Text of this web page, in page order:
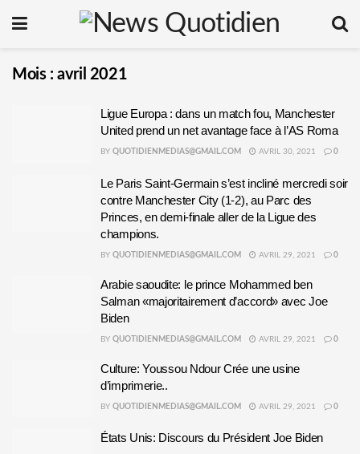
Mois :avril 2021
Ligue Europa : dans un match fou, Manchester
United prend un net avantage face à l’AS Roma
BY QUOTIDIENMEDIAS@GMAIL.COM AVRIL 30, 2021 0
Le Paris Saint-Germain s’est incliné mercredi soir
contre Manchester City (1-2), au Parc des
Princes, en demi-finale aller de la Ligue des
champions.
BY QUOTIDIENMEDIAS@GMAIL.COM AVRIL 29, 2021 0
Arabie saoudite: le prince Mohammed ben
Salman «majoritairement d’accord» avec Joe
Biden
BY QUOTIDIENMEDIAS@GMAIL.COM AVRIL 29, 2021 0
Culture: Youssou Ndour Crée une usine
d’imprimerie..
BY QUOTIDIENMEDIAS@GMAIL.COM AVRIL 29, 2021 0
États Unis: Discours du Président Joe Biden